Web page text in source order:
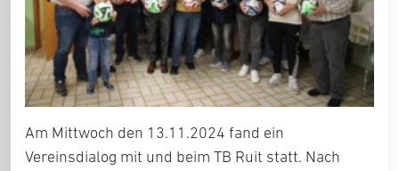
Am Mittwoch den 13.11.2024 fand ein
Vereinsdialog mit und beim TB Ruit statt. Nach